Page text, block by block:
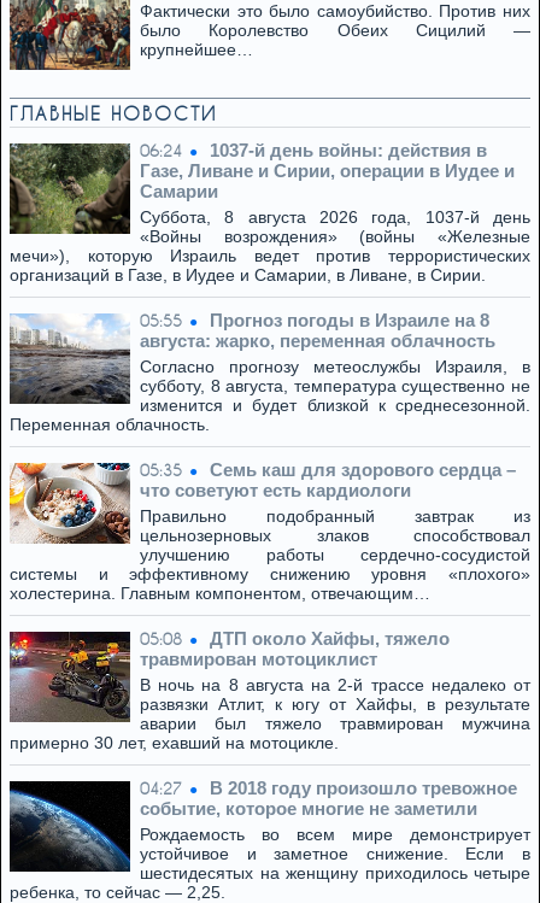
Фактически это было самоубийство. Против них
было Королевство Обеих Сицилий —
крупнейшее…
ГЛАВНЫЕ НОВОСТИ
06:24
1037-й день войны: действия в
Газе, Ливане и Сирии, операции в Иудее и
Самарии
Суббота, 8 августа 2026 года, 1037-й день
«Войны возрождения» (войны «Железные
мечи»), которую Израиль ведет против террористических
организаций в Газе, в Иудее и Самарии, в Ливане, в Сирии.
05:55
Прогноз погоды в Израиле на 8
августа: жарко, переменная облачность
Согласно прогнозу метеослужбы Израиля, в
субботу, 8 августа, температура существенно не
изменится и будет близкой к среднесезонной.
Переменная облачность.
05:35
Семь каш для здорового сердца –
что советуют есть кардиологи
Правильно подобранный завтрак из
цельнозерновых злаков способствовал
улучшению работы сердечно-сосудистой
системы и эффективному снижению уровня «плохого»
холестерина. Главным компонентом, отвечающим…
05:08
ДТП около Хайфы, тяжело
травмирован мотоциклист
В ночь на 8 августа на 2-й трассе недалеко от
развязки Атлит, к югу от Хайфы, в результате
аварии был тяжело травмирован мужчина
примерно 30 лет, ехавший на мотоцикле.
04:27
В 2018 году произошло тревожное
событие, которое многие не заметили
Рождаемость во всем мире демонстрирует
устойчивое и заметное снижение. Если в
шестидесятых на женщину приходилось четыре
ребенка, то сейчас — 2,25.